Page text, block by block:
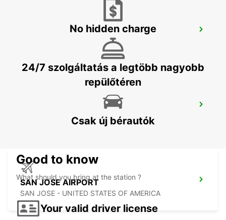
LAS VEGAS AIRPORT
LAS VEGAS - UNITED STATES OF AMERICA
PHOENIX - UNITED STATES OF AMERICA
SAN JOSE AIRPORT
SAN JOSE - UNITED STATES OF AMERICA
No hidden charge
24/7 szolgáltatás a legtöbb nagyobb
repülőtéren
Csak új bérautók
Good to know
What should you bring at the station ?
Your valid driver license